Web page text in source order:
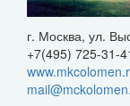
г. Москва, ул.
+7(495) 725-31-